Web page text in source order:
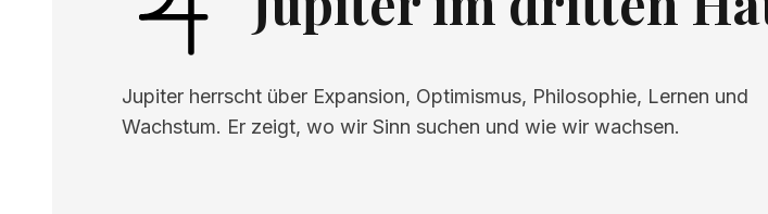
Jupiter herrscht über Expansion, Optimismus, Philosophie, Lernen und
Wachstum. Er zeigt, wo wir Sinn suchen und wie wir wachsen.